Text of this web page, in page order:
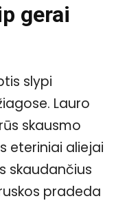
gerai
slypi
Lauro
skausmo
eteriniai aliejai
skaudančius
pradeda